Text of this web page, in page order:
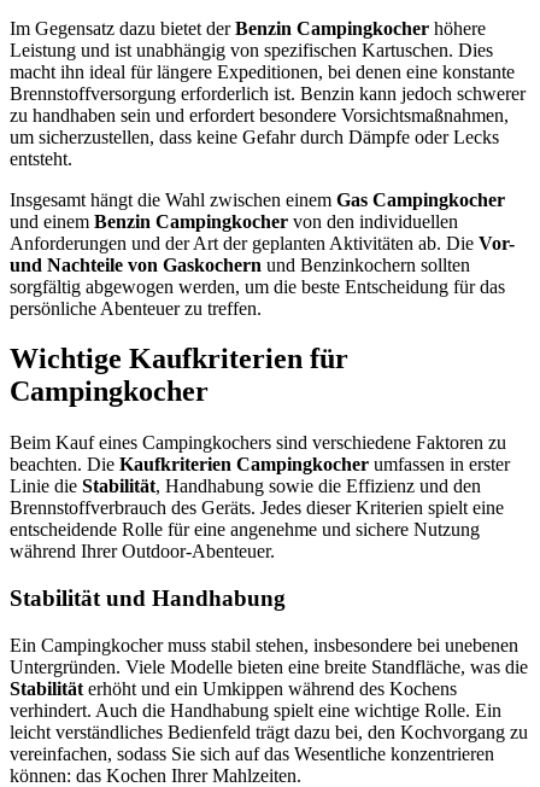
Im Gegensatz dazu bietet derBenzin Campingkocher höhere
Leistung und ist unabhängig von spezifischen Kartuschen. Dies
macht ihn ideal für längere Expeditionen, bei denen eine konstante
Brennstoffversorgung erforderlich ist. Benzin kann jedoch schwerer
zu handhaben sein und erfordert besondere Vorsichtsmaßnahmen,
um sicherzustellen, dass keine Gefahr durch Dämpfe oder Lecks
entsteht.
Insgesamt hängt die Wahl zwischen einem Gas Campingkocher
und einem Benzin Campingkocher von den individuellen
Anforderungen und der Art der geplanten Aktivitäten ab. Die Vor-
und Nachteile von Gaskochern und Benzinkochern sollten
sorgfältig abgewogen werden, um die beste Entscheidung für das
persönliche Abenteuer zu treffen.
Wichtige Kaufkriterien für
Campingkocher
Beim Kauf eines Campingkochers sind verschiedene Faktoren zu
beachten. Die Kaufkriterien Campingkocher umfassen in erster
Linie die Stabilität, Handhabung sowie die Effizienz und den
Brennstoffverbrauch des Geräts. Jedes dieser Kriterien spielt eine
entscheidende Rolle für eine angenehme und sichere Nutzung
während Ihrer Outdoor-Abenteuer.
Stabilität und Handhabung
Ein Campingkocher muss stabil stehen, insbesondere bei unebenen
Untergründen. Viele Modelle bieten eine breite Standfläche, was die
Stabilität erhöht und ein Umkippen während des Kochens
verhindert. Auch die Handhabung spielt eine wichtige Rolle. Ein
leicht verständliches Bedienfeld trägt dazu bei, den Kochvorgang zu
vereinfachen, sodass Sie sich auf das Wesentliche konzentrieren
können: das Kochen Ihrer Mahlzeiten.